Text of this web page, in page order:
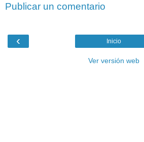
Publicar un comentario
‹ Inicio
Ver versión web